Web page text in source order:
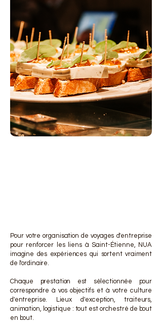
Pour votre organisation de voyages d'entreprise
pour renforcer les liens à Saint-Étienne, NUA
imagine des expériences qui sortent vraiment
de l'ordinaire.
Chaque prestation est sélectionnée pour
correspondre à vos objectifs et à votre culture
d'entreprise. Lieux d'exception, traiteurs,
animation, logistique : tout est orchestré de bout
en bout.